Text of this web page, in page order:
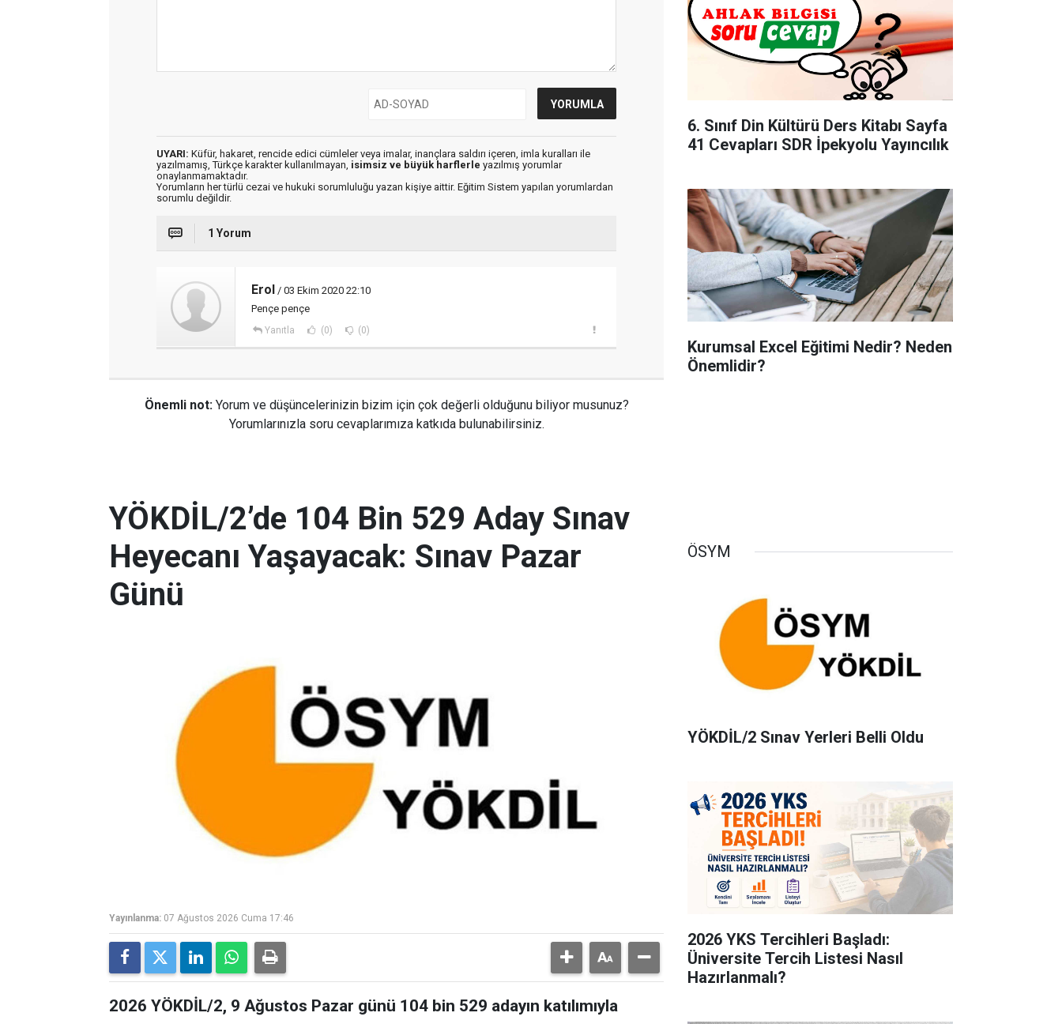
UYARI: Küfür, hakaret, rencide edici cümleler veya imalar, inançlara saldırı içeren, imla kuralları ile
yazılmamış, Türkçe karakter kullanılmayan, isimsiz ve büyük harflerle yazılmış yorumlar
onaylanmamaktadır.
Yorumların her türlü cezai ve hukuki sorumluluğu yazan kişiye aittir. Eğitim Sistem yapılan yorumlardan
sorumlu değildir.
1 Yorum
Erol / 03 Ekim 2020 22:10
Pençe pençe
Yanıtla (0) (0)
Önemli not: Yorum ve düşüncelerinizin bizim için çok değerli olduğunu biliyor musunuz?
Yorumlarınızla soru cevaplarımıza katkıda bulunabilirsiniz.
6. Sınıf Din Kültürü Ders Kitabı Sayfa
41 Cevapları SDR İpekyolu Yayıncılık
Kurumsal Excel Eğitimi Nedir? Neden
Önemlidir?
YÖKDİL/2’de 104 Bin 529 Aday Sınav
Heyecanı Yaşayacak: Sınav Pazar
Günü
Yayınlanma: 07 Ağustos 2026 Cuma 17:46
2026 YÖKDİL/2, 9 Ağustos Pazar günü 104 bin 529 adayın katılımıyla
ÖSYM
YÖKDİL/2 Sınav Yerleri Belli Oldu
2026 YKS Tercihleri Başladı:
Üniversite Tercih Listesi Nasıl
Hazırlanmalı?